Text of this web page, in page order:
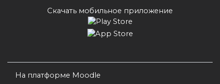
Скачать мобильное приложение
На платформе Moodle